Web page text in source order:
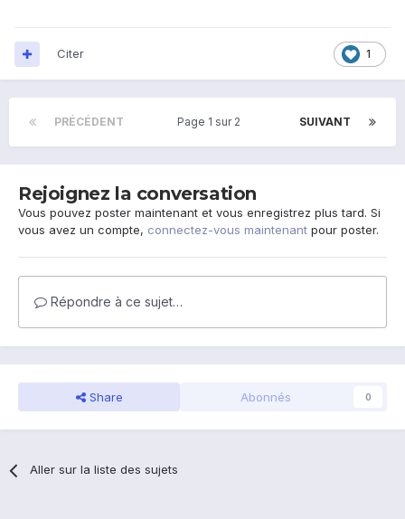
1
Citer
PRÉCÉDENT SUIVANT
Page 1 sur 2
Rejoignez la conversation
Vous pouvez poster maintenant et vous enregistrez plus tard. Si
vous avez un compte, connectez-vous maintenant pour poster.
Répondre à ce sujet…
Share Abonnés 0
Aller sur la liste des sujets